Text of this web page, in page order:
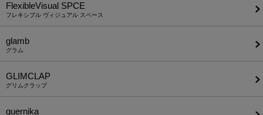
FlexibleVisual SPCE
フレキシブル ヴィジュアル スペース
glamb
グラム
GLIMCLAP
グリムクラップ
guernika